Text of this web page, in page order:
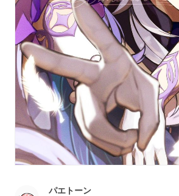
パエトーン